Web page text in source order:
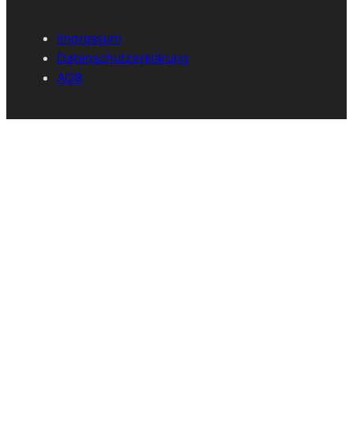
Impressum
Datenschutzerklärung
AGB